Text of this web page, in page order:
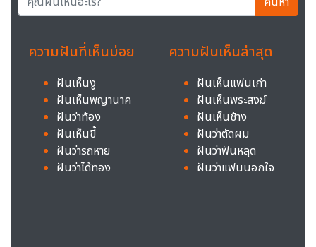
ความฝันที่เห็นบ่อย
ฝันเห็นงู
ฝันเห็นพญานาค
ฝันว่าท้อง
ฝันเห็นขี้
ฝันว่ารถหาย
ฝันว่าได้ทอง
ความฝันเห็นล่าสุด
ฝันเห็นแฟนเก่า
ฝันเห็นพระสงฆ์
ฝันเห็นช้าง
ฝันว่าตัดผม
ฝันว่าฟันหลุด
ฝันว่าแฟนนอกใจ